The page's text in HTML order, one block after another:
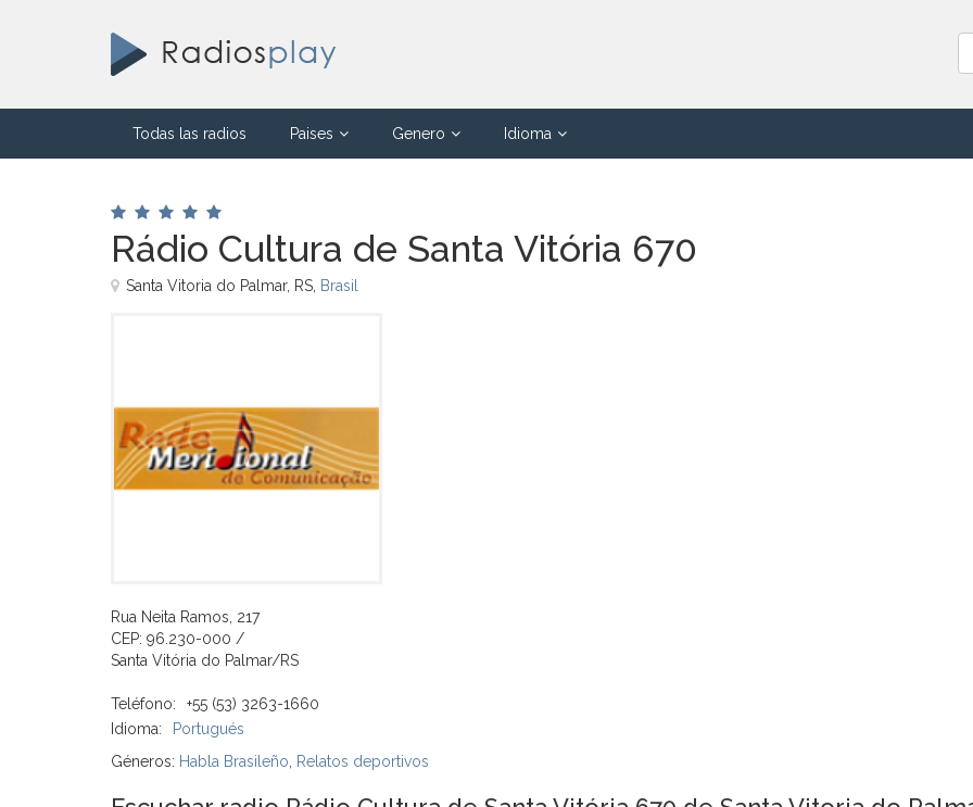
Todas las radios Paises Genero Idioma
Rádio Cultura de Santa Vitória 670
Santa Vitoria do Palmar, RS, Brasil
Rua Neita Ramos, 217
CEP: 96.230-000 /
Santa Vitória do Palmar/RS
Teléfono:
+55 (53) 3263-1660
Idioma:
Portugués
Géneros: Habla Brasileño Relatos deportivos